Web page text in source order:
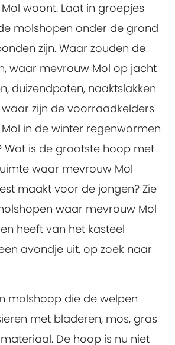
woont. Laat in groepjes
molshopen onder de grond
zijn. Waar zouden de
waar mevrouw Mol op jacht
duizendpoten, naaktslakken
waar zijn de voorraadkelders
in de winter regenwormen
Wat is de grootste hoop met
waar mevrouw Mol
maakt voor de jongen? Zie
waar mevrouw Mol
heeft van het kasteel
avondje uit, op zoek naar
molshoop die de welpen
met bladeren, mos, gras
De hoop is nu niet